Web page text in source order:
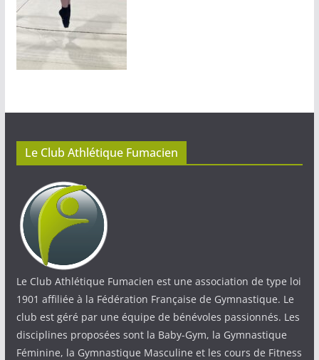
Le Club Athlétique Fumacien
Le Club Athlétique Fumacien est une association de type loi
1901 affiliée à la Fédération Française de Gymnastique. Le
club est géré par une équipe de bénévoles passionnés. Les
disciplines proposées sont la Baby-Gym, la Gymnastique
Féminine, la Gymnastique Masculine et les cours de Fitness